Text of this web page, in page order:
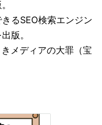
るSEO検索エンジン
版。
メディアの大罪（宝